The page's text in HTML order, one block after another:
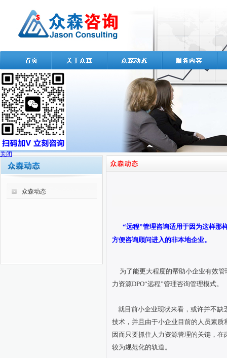
众森动态
“远程”管理咨询适用于因为这样那
方便咨询顾问进入的非本地企业。
为了能更大程度的帮助小企业有效管
力资源DPO“远程”管理咨询管理模式。
就目前小企业现状来看，或许并不缺
技术，并且由于小企业目前的人员素
因而只要抓住人力资源管理的关键，
较为规范化的轨道。
关闭